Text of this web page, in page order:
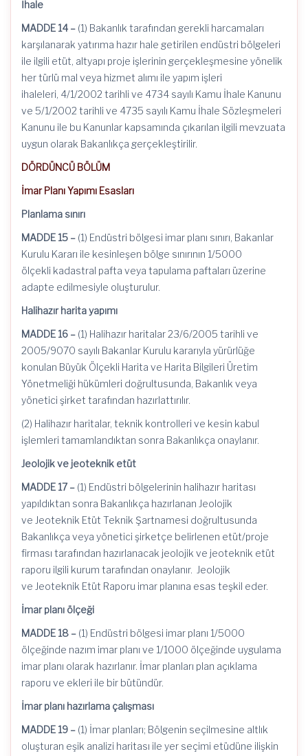
İhale
MADDE 14 – (1) Bakanlık tarafından gerekli harcamaları
karşılanarak yatırıma hazır hale getirilen endüstri bölgeleri
ile ilgili etüt, altyapı proje işlerinin gerçekleşmesine yönelik
her türlü mal veya hizmet alımı ile yapım işleri
ihaleleri, 4/1/2002 tarihli ve 4734 sayılı Kamu İhale Kanunu
ve 5/1/2002 tarihli ve 4735 sayılı Kamu İhale Sözleşmeleri
Kanunu ile bu Kanunlar kapsamında çıkarılan ilgili mevzuata
uygun olarak Bakanlıkça gerçekleştirilir.
DÖRDÜNCÜ BÖLÜM
İmar Planı Yapımı Esasları
Planlama sınırı
MADDE 15 – (1) Endüstri bölgesi imar planı sınırı, Bakanlar
Kurulu Kararı ile kesinleşen bölge sınırının 1/5000
ölçekli kadastral pafta veya tapulama paftaları üzerine
adapte edilmesiyle oluşturulur.
Halihazırharita yapımı
MADDE 16 – (1) Halihazır haritalar23/6/2005 tarihli ve
2005/9070 sayılı Bakanlar Kurulu kararıyla yürürlüğe
konulan Büyük Ölçekli Harita ve Harita Bilgileri Üretim
Yönetmeliği hükümleri doğrultusunda, Bakanlık veya
yönetici şirket tarafından hazırlattırılır.
(2) Halihazır haritalar, teknik kontrolleri ve kesin kabul
işlemleri tamamlandıktan sonra Bakanlıkça onaylanır.
Jeolojik ve jeoteknik etüt
MADDE 17 – (1) Endüstri bölgelerinin halihazır haritası
yapıldıktan sonra Bakanlıkça hazırlanan Jeolojik
ve Jeoteknik Etüt Teknik Şartnamesi doğrultusunda
Bakanlıkça veya yönetici şirketçe belirlenen etüt/proje
firması tarafından hazırlanacak jeolojik ve jeoteknik etüt
raporu ilgili kurum tarafından onaylanır. Jeolojik
ve Jeoteknik Etüt Raporu imar planına esas teşkil eder.
İmar planı ölçeği
MADDE 18 – (1) Endüstri bölgesi imar planı 1/5000
ölçeğinde nazım imar planı ve 1/1000 ölçeğinde uygulama
imar planı olarak hazırlanır. İmar planları plan açıklama
raporu ve ekleri ile bir bütündür.
İmar planı hazırlama çalışması
MADDE 19 – (1) İmar planları; Bölgenin seçilmesine altlık
oluşturan eşik analizi haritası ile yer seçimi etüdüne ilişkin